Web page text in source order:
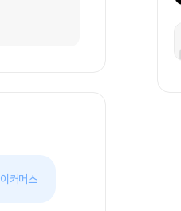
이커머스